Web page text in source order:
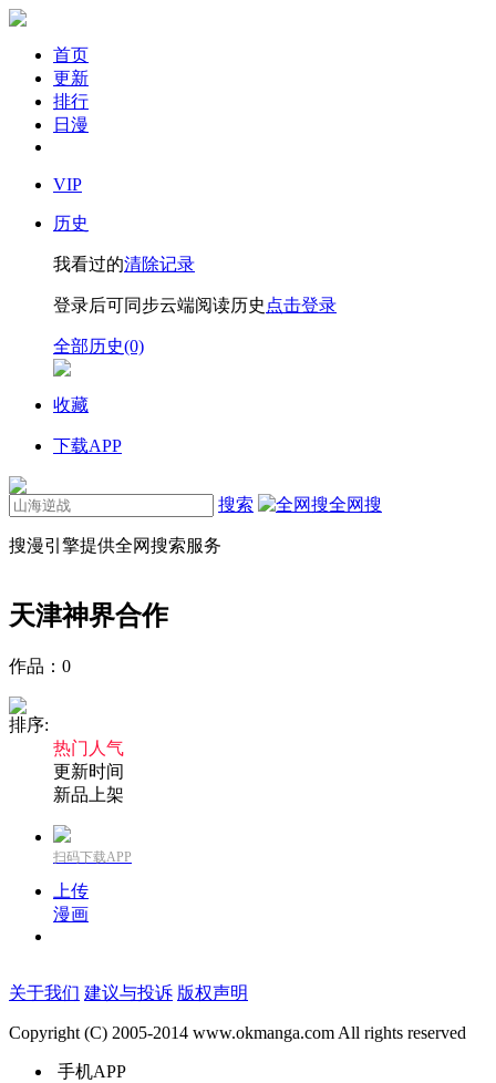
首页
更新
排行
日漫
VIP
历史
我看过的清除记录
登录后可同步云端阅读历史 点击登录
全部历史(0)
收藏
下载APP
搜索 全网搜
搜漫引擎提供全网搜索服务
天津神界合作
作品： 0
排序:
热门人气
更新时间
新品上架
扫码下载APP
上传
漫画
关于我们 建议与投诉 版权声明
Copyright (C) 2005-2014 www.okmanga.com All rights reserved
手机APP